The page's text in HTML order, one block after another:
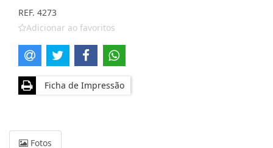
REF. 4273
Adicionar ao favoritos
Ficha de Impressão
Fotos